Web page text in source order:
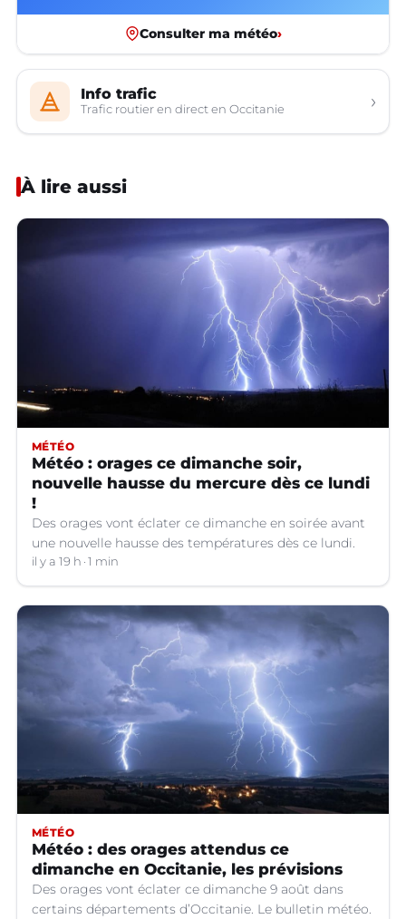
Consulter ma météo›
Info trafic
Trafic routier en direct en Occitanie ›
À lire aussi
MÉTÉO
Météo : orages ce dimanche soir,
nouvelle hausse du mercure dès ce lundi
!
Des orages vont éclater ce dimanche en soirée avant
une nouvelle hausse des températures dès ce lundi.
il y a 19 h 1 min
MÉTÉO
Météo : des orages attendus ce
dimanche en Occitanie, les prévisions
Des orages vont éclater ce dimanche 9 août dans
certains départements d’Occitanie. Le bulletin météo.